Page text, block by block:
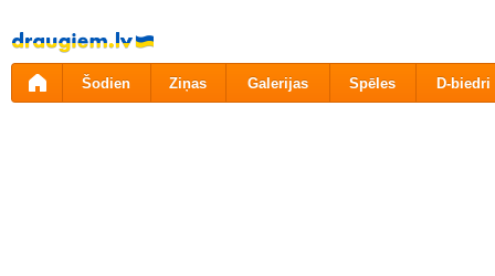
Pāriet
uz
saturu
Šodien Ziņas Galerijas Spēles D-biedri